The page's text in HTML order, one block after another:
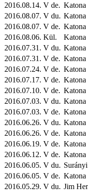
2016.08.14. V de. Katona
2016.08.07. V du. Katona
2016.08.07. V de. Katona
2016.08.06. Kül. Katona
2016.07.31. V du. Katona
2016.07.31. V de. Katona
2016.07.24. V de. Katona
2016.07.17. V de. Katona
2016.07.10. V de. Katona
2016.07.03. V du. Katona
2016.07.03. V de. Katona
2016.06.26. V du. Katona
2016.06.26. V de. Katona
2016.06.19. V de. Katona
2016.06.12. V de. Katona
2016.06.05. V du.
2016.06.05. V de. Katona
2016.05.29. V du. Jim